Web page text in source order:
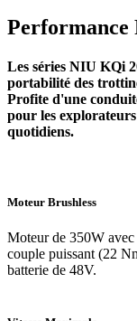
Performance
Les séries NIU KQi
portabilité des
Profite d'une
pour les
quotidiens.
Moteur Brushless
Moteur de 350W
couple puissant (22
batterie de 48V.